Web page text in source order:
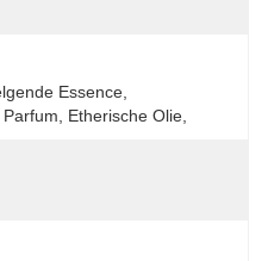
Essence,
Etherische Olie,